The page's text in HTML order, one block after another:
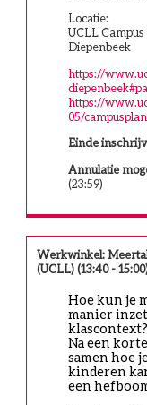
Locatie:
UCLL
Diepenbeek
https://
https://
05/
Einde
Annulatie
(23:59)
Werkwinkel:
(UCLL) (13:40 -
Hoe kun je
manier
klascontext?
Na een
samen hoe
kinderen
een